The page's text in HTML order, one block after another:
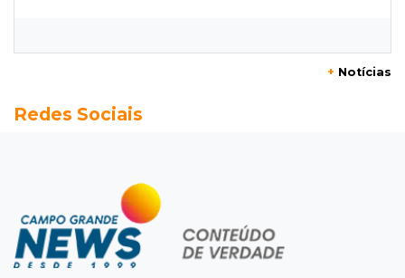
Pantanal treina em Goiânia antes de jogo que
Campeonato Brasileiro
Remo busca empate com Atlético-MG e segue
na zona de rebaixamento
+ Notícias
Redes Sociais